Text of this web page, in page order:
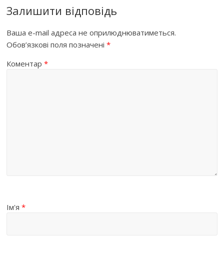
Залишити відповідь
Ваша e-mail адреса не оприлюднюватиметься.
Обов’язкові поля позначені*
Коментар*
Ім'я*